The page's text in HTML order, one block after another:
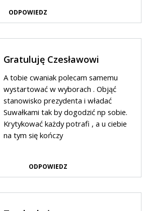
ODPOWIEDZ
Gratuluję Czesławowi
A tobie cwaniak polecam samemu
wystartować w wyborach . Objąć
stanowisko prezydenta i władać
Suwałkami tak by dogodzić np sobie.
Krytykować każdy potrafi , a u ciebie
na tym się kończy
ODPOWIEDZ